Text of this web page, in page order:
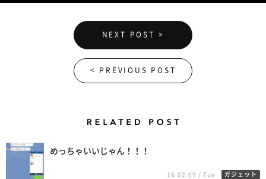
NEXT POST >
< PREVIOUS POST
めっちゃいいじゃん！！！
16.02.09 / Tue ガジェット